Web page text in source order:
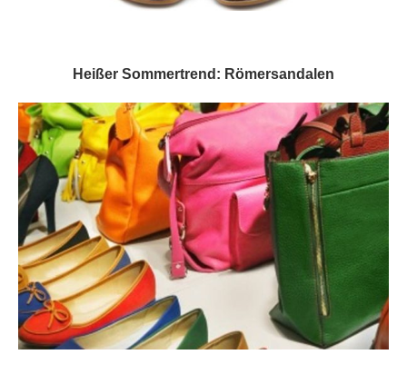
Heißer Sommertrend: Römersandalen